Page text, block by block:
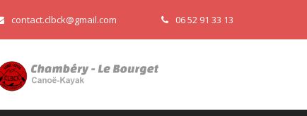
contact.clbck@gmail.com 06 52 91 33 13